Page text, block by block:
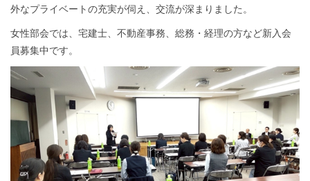
外なプライベートの充実が伺え、交流が深まりました。
女性部会では、宅建士、不動産事務、総務・経理の方など新入会
員募集中です。